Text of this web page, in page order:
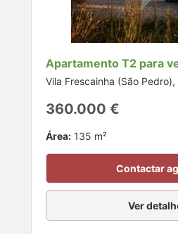
Apartamento T2 para
Vila Frescainha (São
360.000 €
Área: 135 m²
Contactar
Ver